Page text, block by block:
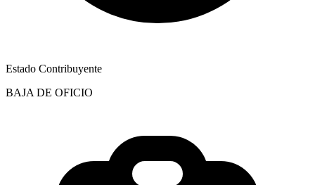
Estado Contribuyente
BAJA DE OFICIO